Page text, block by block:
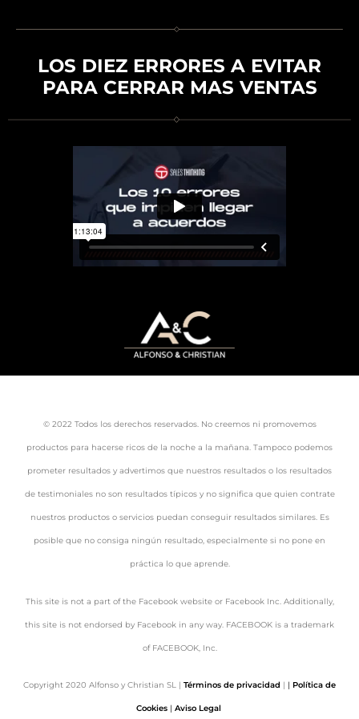
LOS DIEZ ERRORES A EVITAR
PARA CERRAR MAS VENTAS
© 2022 Todos los derechos reservados. No creemos ni promovemos
productos para hacerse ricos de la noche a la mañana. Tampoco podemos
prometer resultados y advertimos que nuestros resultados o los resultados
de testimoniales no son resultados típicos y no significa que quien contrate
nuestros productos o servicios puedan conseguir resultados similares. Es
posible que no consiga ningún resultado, especialmente si no pone en
práctica lo que aprende.
This site is not a part of the Facebook website or Facebook Inc. Additionally,
this site is not endorsed by Facebook in any way. FACEBOOK is a trademark
of FACEBOOK, Inc.
Copyright 2020 Alfonso y Christian SL | Términos de privacidad | | Política de
Cookies | Aviso Legal